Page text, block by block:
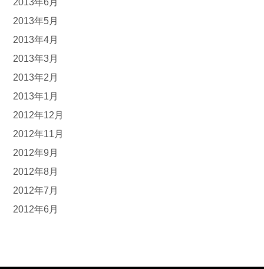
2013年6月
2013年5月
2013年4月
2013年3月
2013年2月
2013年1月
2012年12月
2012年11月
2012年9月
2012年8月
2012年7月
2012年6月